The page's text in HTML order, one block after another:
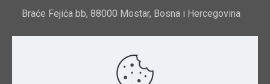
Braće Fejića bb, 88000 Mostar, Bosna i Hercegovina
Indeks kvalitete zraka u Mostaru: